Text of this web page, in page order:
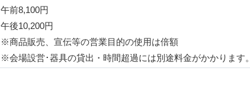
午前8,100円
午後10,200円
※商品販売、宣伝等の営業目的の使用は倍額
※会場設営･器具の貸出・時間超過には別途料金がかかります。